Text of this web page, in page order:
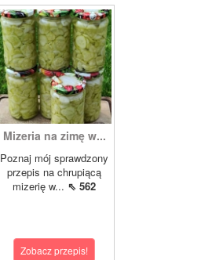
Mizeria na zimę w...
Poznaj mój sprawdzony
przepis na chrupiącą
mizerię w... ⇖ 562
Zobacz przepis!